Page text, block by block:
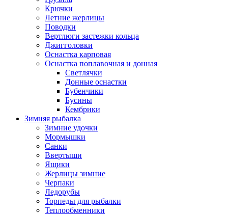
Крючки
Летние жерлицы
Поводки
Вертлюги застежки кольца
Джигголовки
Оснастка карповая
Оснастка поплавочная и донная
Светлячки
Донные оснастки
Бубенчики
Бусины
Кембрики
Зимняя рыбалка
Зимние удочки
Мормышки
Санки
Ввертыши
Ящики
Жерлицы зимние
Черпаки
Ледорубы
Торпеды для рыбалки
Теплообменники